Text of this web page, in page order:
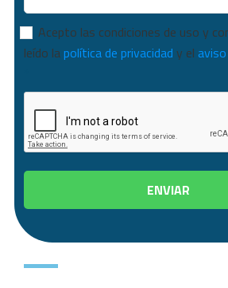
Consentimiento*
Acepto las condiciones de uso y
leído lapolítica de privacidad y el